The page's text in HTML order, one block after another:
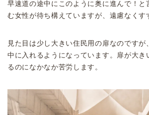
早速道の途中にこのように奥に進んで！と
む女性が待ち構えていますが、遠慮なくす
見た目は少し大きい住民用の扉なのですが
中に入れるようになっています。扉が大き
るのになかなか苦労します。